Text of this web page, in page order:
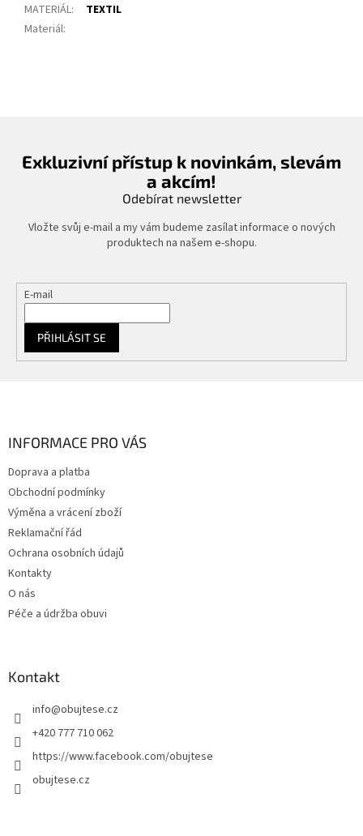
MATERIÁL:
TEXTIL
Materiál:
Exkluzivní přístup k novinkám, slevám
a akcím!
Odebírat newsletter
Vložte svůj e-mail a my vám budeme zasílat informace o nových
produktech na našem e-shopu.
E-mail
PŘIHLÁSIT SE
INFORMACE PRO VÁS
Doprava a platba
Obchodní podmínky
Výměna a vrácení zboží
Reklamační řád
Ochrana osobních údajů
Kontakty
O nás
Péče a údržba obuvi
Kontakt
info@obujtese.cz
+420 777 710 062
https://www.facebook.com/obujtese
obujtese.cz